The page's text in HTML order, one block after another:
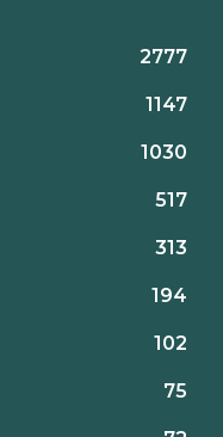
2777
1147
1030
517
313
194
102
75